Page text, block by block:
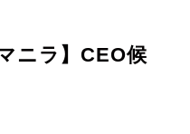
ニラ】CEO候